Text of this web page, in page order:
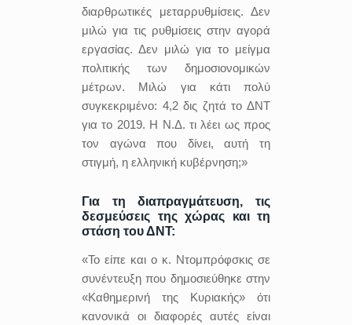
διαρθρωτικές μεταρρυθμίσεις. Δεν
μιλώ για τις ρυθμίσεις στην αγορά
εργασίας. Δεν μιλώ για το μείγμα
πολιτικής των δημοσιονομικών
μέτρων. Μιλώ για κάτι πολύ
συγκεκριμένο: 4,2 δις ζητά το ΔΝΤ
για το 2019. Η Ν.Δ. τι λέει ως προς
τον αγώνα που δίνει, αυτή τη
στιγμή, η ελληνική κυβέρνηση;»
Για τη διαπραγμάτευση, τις
δεσμεύσεις της χώρας και τη
στάση του ΔΝΤ:
«Το είπε και ο κ. Ντομπρόφσκις σε
συνέντευξη που δημοσιεύθηκε στην
«Καθημερινή της Κυριακής» ότι
κανονικά οι διαφορές αυτές είναι